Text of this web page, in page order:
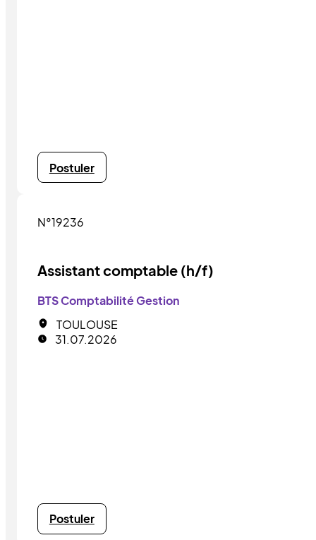
Postuler
N°19236
Assistant comptable (h/f)
BTS Comptabilité Gestion
TOULOUSE
31.07.2026
Postuler